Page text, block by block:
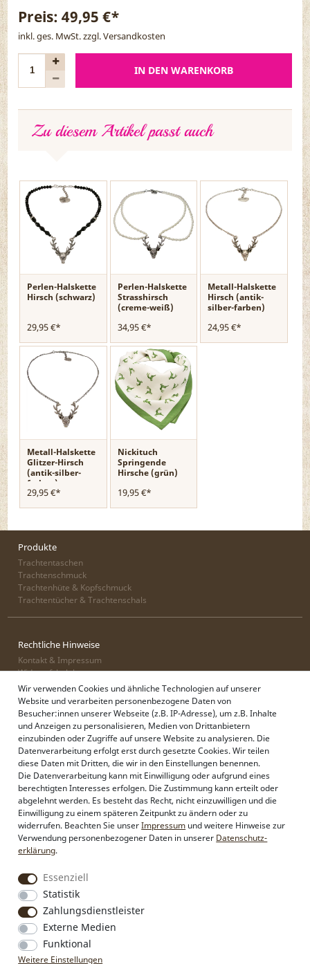
Preis:49,95 €*
inkl. ges. MwSt. zzgl.Versandkosten
IN DEN WARENKORB
Zu diesem Artikel passt auch
Perlen-Halskette
Hirsch (schwarz)
29,95 €*
Perlen-Halskette
Strasshirsch
(creme-weiß)
34,95 €*
Metall-Halskette
Hirsch (antik-
silber-farben)
24,95 €*
Metall-Halskette
Glitzer-Hirsch
(antik-silber-
farben)
29,95 €*
Nickituch
Springende
Hirsche (grün)
19,95 €*
Produkte
Trachtentaschen
Trachtenschmuck
Trachtenhüte & Kopfschmuck
Trachtentücher & Trachtenschals
Rechtliche Hinweise
Kontakt & Impressum
Widerrufsbelehrung
Zahlung & Lieferung
Datenschutz
AGB
Alpenflüstern
Philosophie
Händlerbereich
Firmenkunden
Sonderanfertigungen
Pressebereich
Kontakt & Impressum
Social Media
Instagram
Facebook
VERTRAG WIDERRUFEN
Wir verwenden Cookies und ähnliche Technologien auf unserer
Website und verarbeiten personenbezogene Daten von
Besucher:innen unserer Webseite (z.B. IP-Adresse), um z.B. Inhalte
und Anzeigen zu personalisieren, Medien von Drittanbietern
einzubinden oder Zugriffe auf unsere Website zu analysieren. Die
Datenverarbeitung erfolgt erst durch gesetzte Cookies. Wir teilen
diese Daten mit Dritten, die wir in den Einstellungen benennen.
Die Datenverarbeitung kann mit Einwilligung oder aufgrund eines
berechtigten Interesses erfolgen. Die Zustimmung kann erteilt oder
abgelehnt werden. Es besteht das Recht, nicht einzuwilligen und die
Einwilligung zu einem späteren Zeitpunkt zu ändern oder zu
widerrufen. Beachten Sie unserImpressum und weitere Hinweise zur
Verwendung personenbezogener Daten in unserer Daten­schutz­
erklärung.
Essenziell
Statistik
Zahlungsdienstleister
Externe Medien
Funktional
Weitere Einstellungen